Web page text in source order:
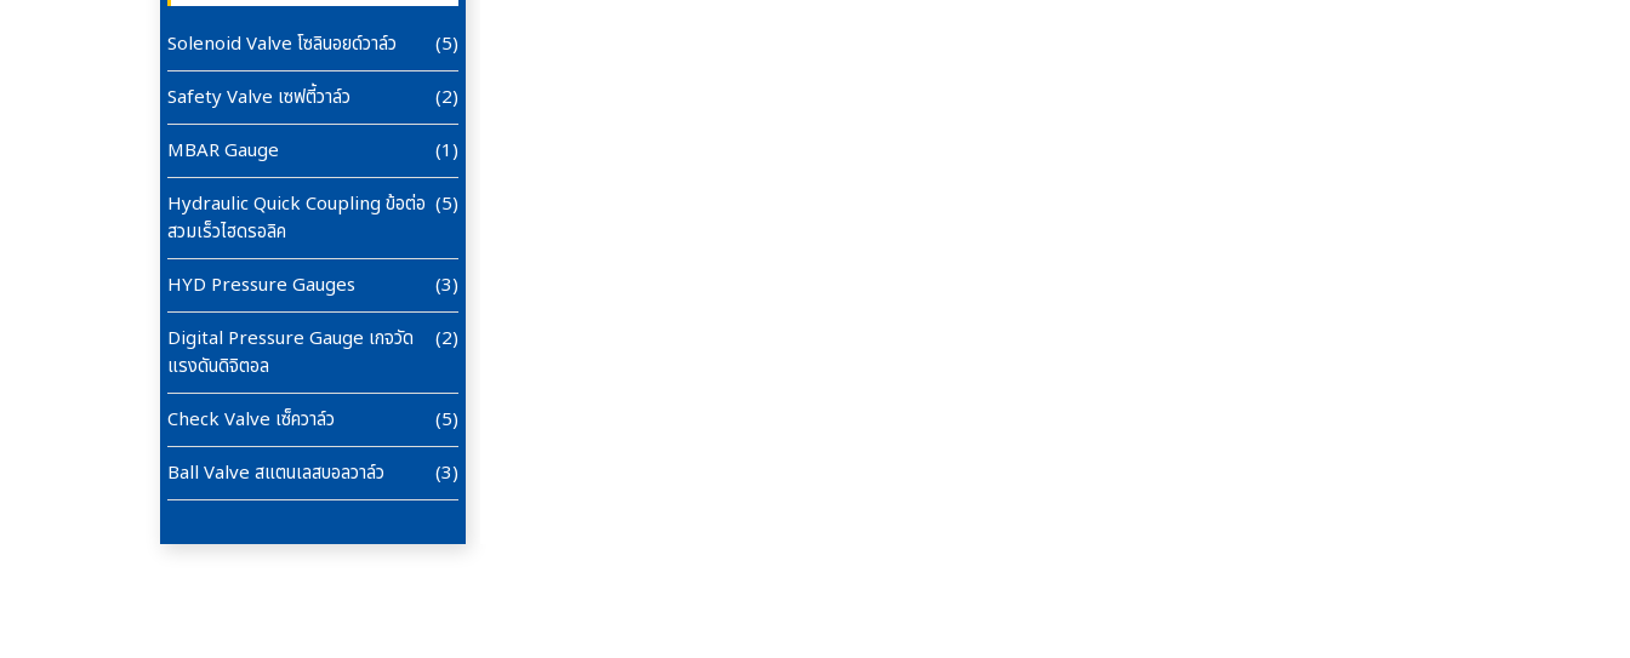
Solenoid Valve โซลินอยด์วาล์ว
(5)
Safety Valve เซฟตี้วาล์ว
(2)
MBAR Gauge
(1)
Hydraulic Quick Coupling ข้อต่อ
สวมเร็วไฮดรอลิค
(5)
HYD Pressure Gauges
(3)
Digital Pressure Gauge เกจวัด
แรงดันดิจิตอล
(2)
Check Valve เซ็ควาล์ว
(5)
Ball Valve สแตนเลสบอลวาล์ว
(3)